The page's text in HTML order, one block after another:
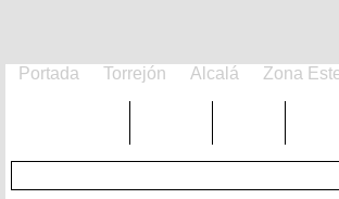
Portada Torrejón Alcalá Zona